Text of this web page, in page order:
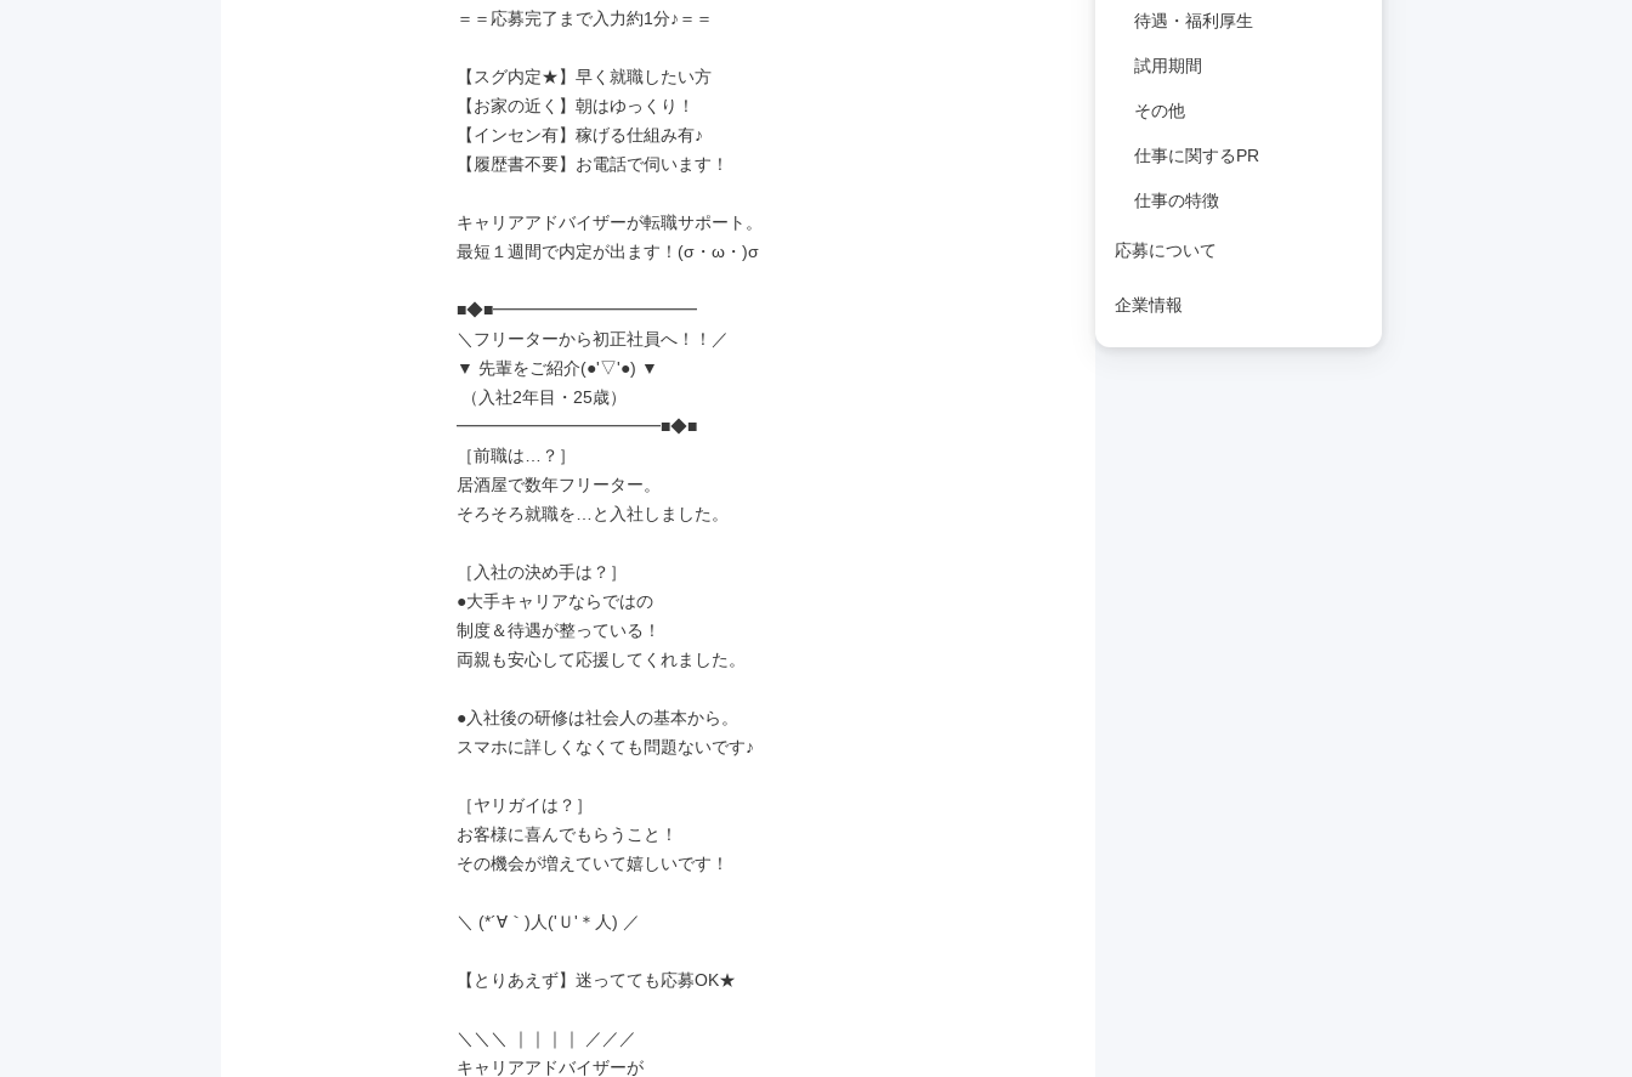
＝＝応募完了まで入力約1分♪＝＝
【スグ内定★】早く就職したい方
【お家の近く】朝はゆっくり！
【インセン有】稼げる仕組み有♪
【履歴書不要】お電話で伺います！
キャリアアドバイザーが転職サポート。
最短１週間で内定が出ます！(σ・ω・)σ
■◆■━━━━━━━━━━━━
＼フリーターから初正社員へ！！／
▼ 先輩をご紹介(●'▽'●) ▼
━━━━━━━━━━━━■◆■
［前職は…？］
居酒屋で数年フリーター。
そろそろ就職を…と入社しました。
［入社の決め手は？］
●大手キャリアならではの
制度＆待遇が整っている！
両親も安心して応援してくれました。
●入社後の研修は社会人の基本から。
スマホに詳しくなくても問題ないです♪
［ヤリガイは？］
お客様に喜んでもらうこと！
その機会が増えていて嬉しいです！
＼ (*´∀｀)人('Ｕ'＊人) ／
【とりあえず】迷ってても応募OK★
＼＼＼ ｜｜｜｜ ／／／
キャリアアドバイザーが
待遇・福利厚生
試用期間
その他
仕事に関するPR
仕事の特徴
応募について
企業情報